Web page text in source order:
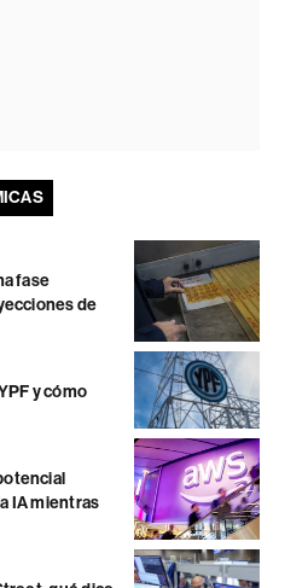
fase
de
y cómo
IA mientras